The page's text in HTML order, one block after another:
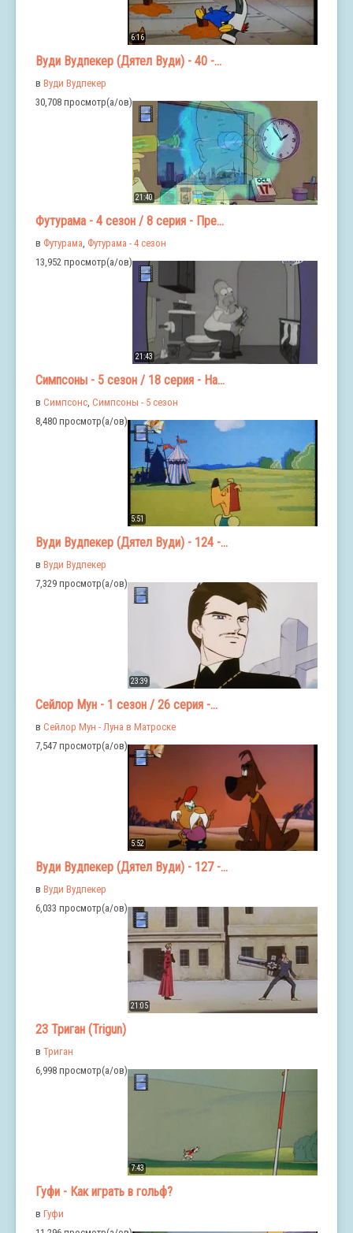
6:16
Вуди Вудпекер (Дятел Вуди) - 40 -...
в Вуди Вудпекер
30,708 просмотр(а/ов)
21:40
Футурама - 4 сезон / 8 серия - Пре...
в Футурама Футурама - 4 сезон
13,952 просмотр(а/ов)
21:43
Симпсоны - 5 сезон / 18 серия - На...
в Симпсонс, Симпсоны - 5 сезон
8,480 просмотр(а/ов)
5:51
Вуди Вудпекер (Дятел Вуди) - 124 -...
в Вуди Вудпекер
7,329 просмотр(а/ов)
23:39
Сейлор Мун - 1 сезон / 26 серия -...
в Сейлор Мун - Луна в Матроске
7,547 просмотр(а/ов)
5:52
Вуди Вудпекер (Дятел Вуди) - 127 -...
в Вуди Вудпекер
6,033 просмотр(а/ов)
21:05
23 Триган (Trigun)
в Триган
6,998 просмотр(а/ов)
7:43
Гуфи - Как играть в гольф?
в Гуфи